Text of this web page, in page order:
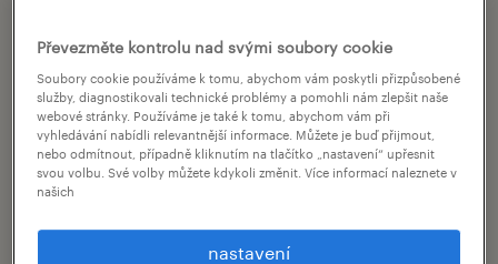
permanent
obor
transport, logistics and supply
Převezměte kontrolu nad svými soubory cookie
Soubory cookie používáme k tomu, abychom vám poskytli přizpůsobené
služby, diagnostikovali technické problémy a pomohli nám zlepšit naše
webové stránky. Používáme je také k tomu, abychom vám při
vyhledávání nabídli relevantnější informace. Můžete je buď přijmout,
nebo odmítnout, případně kliknutím na tlačítko „nastavení“ upřesnit
svou volbu. Své volby můžete kdykoli změnit. Více informací naleznete v
našich
nastavení